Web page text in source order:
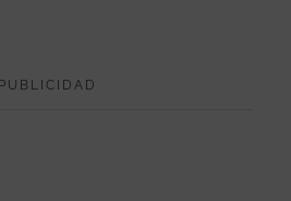
PUBLICIDAD